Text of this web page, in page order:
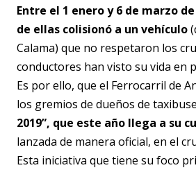
Entre el 1 enero y 6 de marzo
de ellas colisionó a un vehículo
Calama) que no respetaron los
conductores han visto su vida en
Es por ello, que el Ferrocarril de
los gremios de dueños de
2019”, que este año llega a su
lanzada de manera oficial, en el
Esta iniciativa que tiene su foco